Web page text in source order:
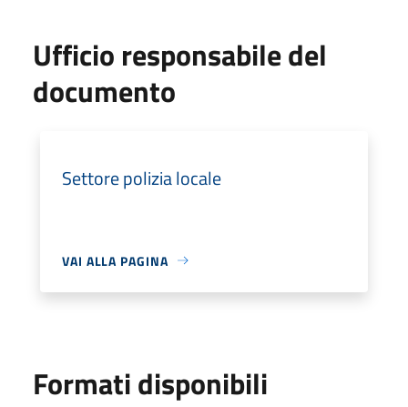
Ufficio responsabile del
documento
Settore polizia locale
VAI ALLA PAGINA
Formati disponibili